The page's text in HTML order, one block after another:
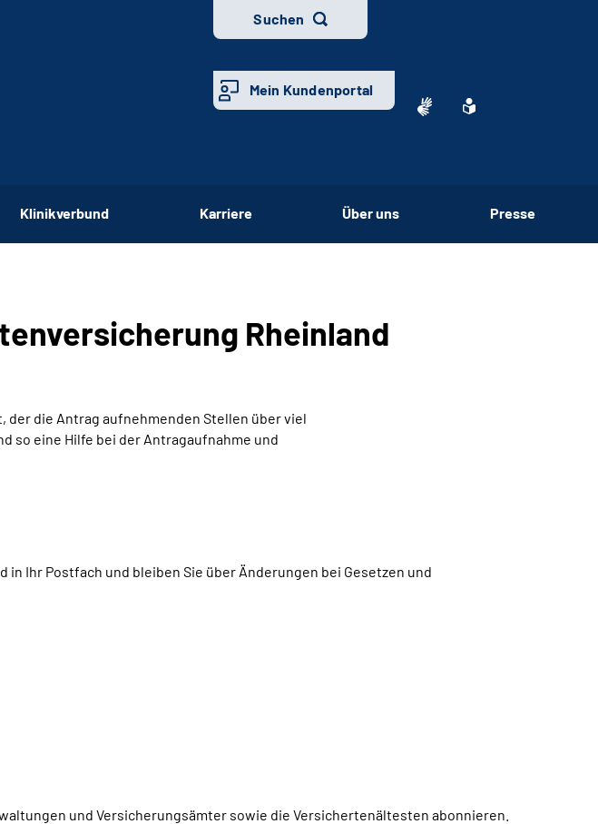
Suchen
Mein Kundenportal
Klinikverbund Karriere Über uns Presse
Rheinland
die Antrag aufnehmenden Stellen über viel
so eine Hilfe bei der Antragaufnahme und
Ihr Postfach und bleiben Sie über Änderungen bei Gesetzen und
und Versicherungsämter sowie die Versichertenältesten abonnieren.